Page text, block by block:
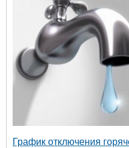
График отключения